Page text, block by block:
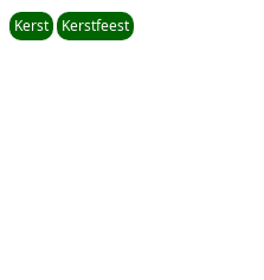
Kerst Kerstfeest